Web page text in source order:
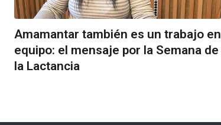
Amamantar también es un trabajo en
equipo: el mensaje por la Semana de
la Lactancia